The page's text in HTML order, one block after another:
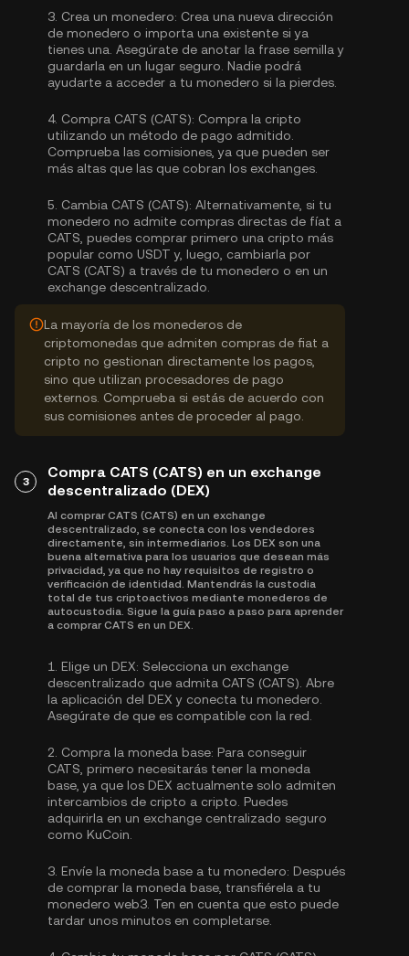
3. Crea un monedero: Crea una nueva dirección
de monedero o importa una existente si ya
tienes una. Asegúrate de anotar la frase semilla y
guardarla en un lugar seguro. Nadie podrá
ayudarte a acceder a tu monedero si la pierdes.
4. Compra CATS (CATS): Compra la cripto
utilizando un método de pago admitido.
Comprueba las comisiones, ya que pueden ser
más altas que las que cobran los exchanges.
5. Cambia CATS (CATS): Alternativamente, si tu
monedero no admite compras directas de fíat a
CATS, puedes comprar primero una cripto más
popular como USDT y, luego, cambiarla por
CATS (CATS) a través de tu monedero o en un
exchange descentralizado.
La mayoría de los monederos de
criptomonedas que admiten compras de fiat a
cripto no gestionan directamente los pagos,
sino que utilizan procesadores de pago
externos. Comprueba si estás de acuerdo con
sus comisiones antes de proceder al pago.
3
Compra CATS (CATS) en un exchange
descentralizado (DEX)
Al comprar CATS (CATS) en un exchange
descentralizado, se conecta con los vendedores
directamente, sin intermediarios. Los DEX son una
buena alternativa para los usuarios que desean más
privacidad, ya que no hay requisitos de registro o
verificación de identidad. Mantendrás la custodia
total de tus criptoactivos mediante monederos de
autocustodia. Sigue la guía paso a paso para aprender
a comprar CATS en un DEX.
1. Elige un DEX: Selecciona un exchange
descentralizado que admita CATS (CATS). Abre
la aplicación del DEX y conecta tu monedero.
Asegúrate de que es compatible con la red.
2. Compra la moneda base: Para conseguir
CATS, primero necesitarás tener la moneda
base, ya que los DEX actualmente solo admiten
intercambios de cripto a cripto. Puedes
adquirirla en un exchange centralizado seguro
como KuCoin.
3. Envíe la moneda base a tu monedero: Después
de comprar la moneda base, transfiérela a tu
monedero web3. Ten en cuenta que esto puede
tardar unos minutos en completarse.